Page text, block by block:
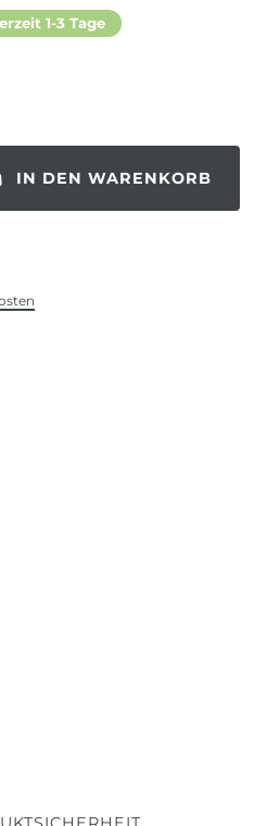
1-3 Tage
IN DEN WARENKORB